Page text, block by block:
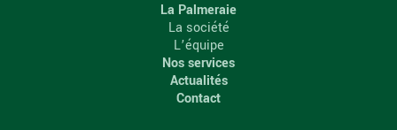
La Palmeraie
La société
L’équipe
Nos services
Actualités
Contact